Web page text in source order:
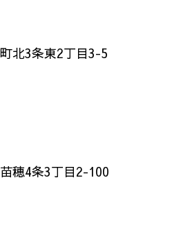
北3条東2丁目3-5
穂4条3丁目2-100